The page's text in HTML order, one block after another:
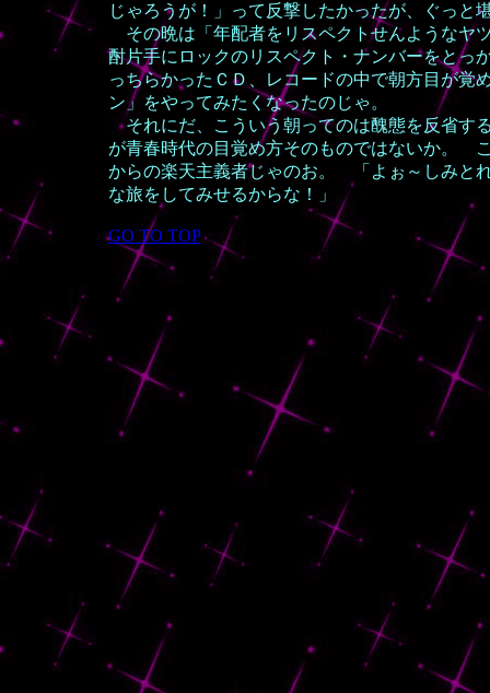
じゃろうが！」って反撃したかったが、ぐっと
その晩は「年配者をリスペクトせんようなヤ
酎片手にロックのリスペクト・ナンバーをとっ
っちらかったＣＤ、レコードの中で朝方目が
ン」をやってみたくなったのじゃ。
それにだ、こういう朝ってのは醜態を反省す
が青春時代の目覚め方そのものではないか。
からの楽天主義者じゃのお。 「よぉ～しみと
な旅をしてみせるからな！」
GO TO TOP